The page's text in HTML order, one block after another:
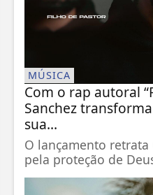
MÚSICA
Com o rap autoral
Sanchez
sua...
O lançamento
pela proteção de